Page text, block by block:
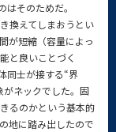
そのためだ。
換えてしまおうとい
が短縮（容量によっ
と良いことづく
同士が接する“界
がネックでした。固
るのかという基本的
地に踏み出したので